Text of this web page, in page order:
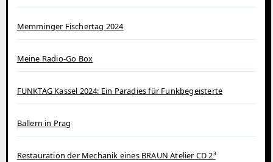
Memminger Fischertag 2024
Meine Radio-Go Box
FUNKTAG Kassel 2024: Ein Paradies für Funkbegeisterte
Ballern in Prag
Restauration der Mechanik eines BRAUN Atelier CD 2³